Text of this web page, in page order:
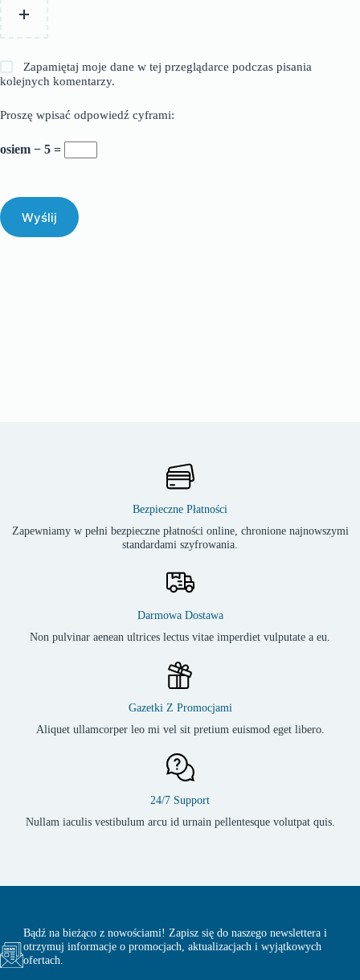
Zapamiętaj moje dane w tej przeglądarce podczas pisania
kolejnych komentarzy.
Proszę wpisać odpowiedź cyframi:
osiem − 5 =
Wyślij
Bezpieczne Płatności
Zapewniamy w pełni bezpieczne płatności online, chronione najnowszymi
standardami szyfrowania.
Darmowa Dostawa
Non pulvinar aenean ultrices lectus vitae imperdiet vulputate a eu.
Gazetki Z Promocjami
Aliquet ullamcorper leo mi vel sit pretium euismod eget libero.
24/7 Support
Nullam iaculis vestibulum arcu id urnain pellentesque volutpat quis.
Bądź na bieżąco z nowościami! Zapisz się do naszego newslettera i
otrzymuj informacje o promocjach, aktualizacjach i wyjątkowych
ofertach.